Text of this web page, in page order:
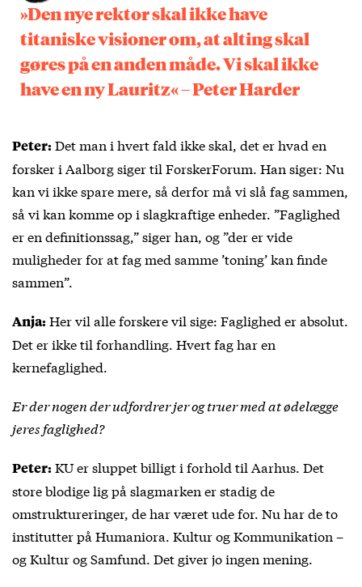
»Den nye rektor skal ikke have
titaniske visioner om, at alting skal
gøres på en anden måde. Vi skal ikke
have en ny Lauritz« – Peter Harder
Peter:Det man i hvert fald ikke skal, det er hvad en
forsker i Aalborg siger til ForskerForum. Han siger: Nu
kan vi ikke spare mere, så derfor må vi slå fag sammen,
så vi kan komme op i slagkraftige enheder. ”Faglighed
er en definitionssag,” siger han, og ”der er vide
muligheder for at fag med samme ’toning’ kan finde
sammen”.
Anja:Her vil alle forskere vil sige: Faglighed er absolut.
Det er ikke til forhandling. Hvert fag har en
kernefaglighed.
Er der nogen der udfordrer jer og truer med at ødelægge
jeres faglighed?
Peter:KU er sluppet billigt i forhold til Aarhus. Det
store blodige lig på slagmarken er stadig de
omstruktureringer, de har været ude for. Nu har de to
institutter på Humaniora. Kultur og Kommunikation –
og Kultur og Samfund. Det giver jo ingen mening.